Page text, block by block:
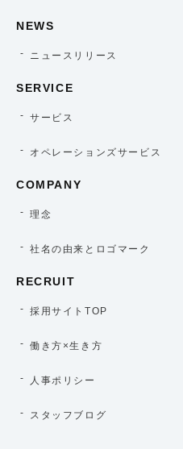
NEWS
ニュースリリース
SERVICE
サービス
オペレーションズサービス
COMPANY
理念
社名の由来とロゴマーク
RECRUIT
採用サイトTOP
働き方×生き方
人事ポリシー
スタッフブログ